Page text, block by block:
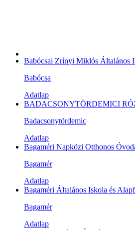
Babócsai Zrínyi Miklós Általános
Babócsa
Adatlap
BADACSONYTÖRDEMICI
Badacsonytördemic
Adatlap
Bagaméri Napközi Otthonos
Bagamér
Adatlap
Bagaméri Általános Iskola és
Bagamér
Adatlap